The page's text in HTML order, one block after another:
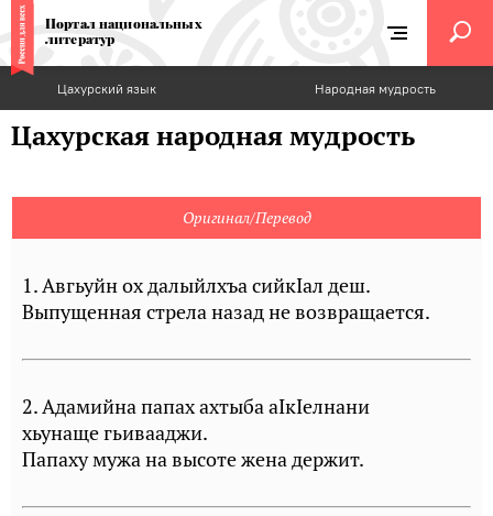
Портал национальных
литератур
Цахурский язык Народная мудрость
Цахурская народная мудрость
Оригинал/Перевод
1. Авгьуйн ох далыйлхъа сийкIал деш.
Выпущенная стрела назад не возвращается.
2. Адамийна папах ахтыба аIкIелнани
хьунаще гьивааджи.
Папаху мужа на высоте жена держит.